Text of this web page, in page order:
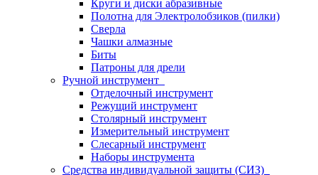
Круги и диски абразивные
Полотна для Электролобзиков (пилки)
Сверла
Чашки алмазные
Биты
Патроны для дрели
Ручной инструмент
Отделочный инструмент
Режущий инструмент
Столярный инструмент
Измерительный инструмент
Слесарный инструмент
Наборы инструмента
Средства индивидуальной защиты (СИЗ)